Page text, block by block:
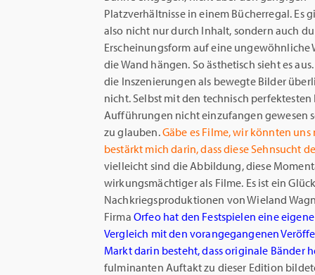
Platzverhältnisse in einem Bücherregal. Es
also nicht nur durch Inhalt, sondern auch
Erscheinungsform auf eine ungewöhnliche
die Wand hängen. So ästhetisch sieht es
die Inszenierungen als bewegte Bilder
nicht. Selbst mit den technisch
Aufführungen nicht einzufangen gewesen
zu glauben.Gäbe es Filme, wir könnten
bestärkt mich darin, dass diese Sehnsucht
vielleicht sind die Abbildung, diese
wirkungsmächtiger als Filme. Es ist ein
Nachkriegsproduktionen von Wieland
Firma Orfeo hat den Festspielen eine
Vergleich mit den vorangegangenen
Markt darin besteht, dass originale Bänder
fulminanten Auftakt zu dieser Edition